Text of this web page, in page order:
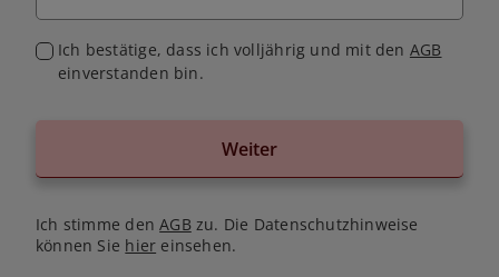
Ich bestätige, dass ich volljährig und mit den AGB
einverstanden bin.
Weiter
Ich stimme denAGB zu. Die Datenschutzhinweise
können Sie hier einsehen.